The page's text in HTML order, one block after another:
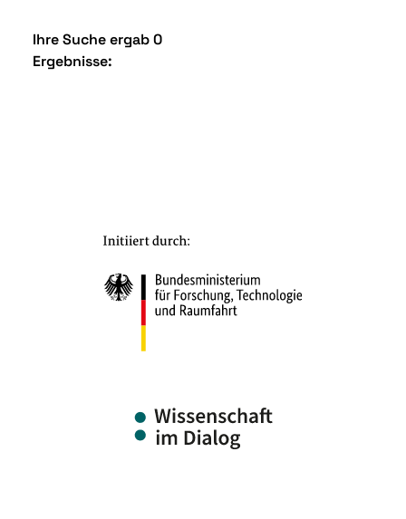
Ihre Suche ergab 0
Ergebnisse: